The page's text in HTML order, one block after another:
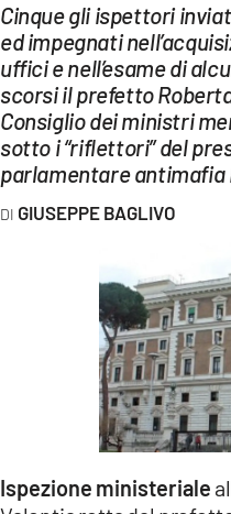
LAC NETWORK
LAC ONAIR
LaC
Network
LACPLAY.IT
LACONAIR.IT
LACITYMAG.IT
ILREGGINO.IT
COSENZACHANNEL.IT
ILVIBONESE.IT
Cinque gli ispettori
ed impegnati
uffici e nell’esame di
scorsi il prefetto
Consiglio dei ministri
sotto i “riflettori” del
parlamentare antimafia
GIUSEPPE BAGLIVO
Ispezione ministeriale